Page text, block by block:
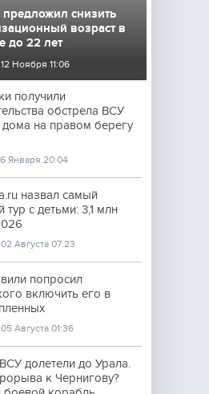
предложил снизить
возраст в
до 22 лет
12 Ноября 11:06
получили
обстрела ВСУ
на правом берегу
Января 20:04
назвал самый
тур с детьми: 3,1 млн
02 Августа 07:23
попросил
включить его в
05 Августа 01:36
долетели до Урала.
к Чернигову?